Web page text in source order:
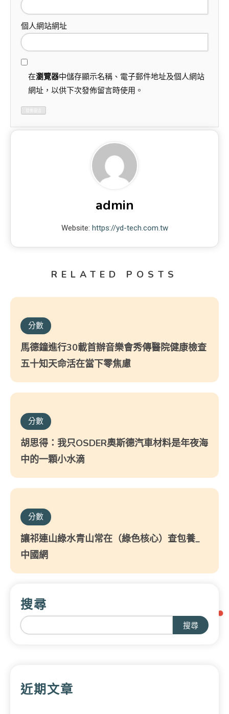
個人網站網址
在瀏覽器中儲存顯示名稱、電子郵件地址及個人網站
網址，以供下次發佈留言時使用。
admin
Website: https://yd-tech.com.tw
RELATED POSTS
分數
馬德鐘進行30載首辦音樂會秀傳醫院健康檢查
五十知天命活在當下零焦慮
分數
胡思得：我只OSDER奧斯德汽車材料是年夜海
中的一顆小水滴
分數
讓祁連山綠水青山常在（綠色核心）查包養_
中國網
搜尋
搜尋
近期文章